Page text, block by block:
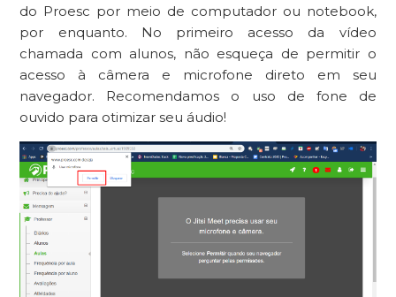
do Proesc por meio de computador ou notebook,
por enquanto. No primeiro acesso da vídeo
chamada com alunos, não esqueça de permitir o
acesso à câmera e microfone direto em seu
navegador. Recomendamos o uso de fone de
ouvido para otimizar seu áudio!